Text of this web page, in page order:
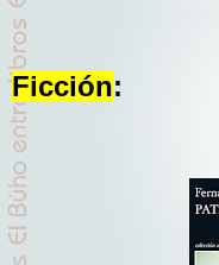
Ficción: